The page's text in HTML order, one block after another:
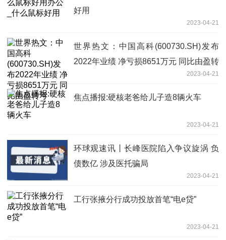
好用
2023-04-21
世界热文：中国高科(600730.SH)发布
2022年业绩 净亏损8651万元 同比由盈转
2023-04-21
焦点播报:硬核老爸给儿子造8辆火车
2023-04-21
环球观速讯丨长峰医院陷入争议旋涡 负
债数亿 涉及医托骗局
2023-04-21
工行张掖分行成功投放首笔“电e贷”
2023-04-21